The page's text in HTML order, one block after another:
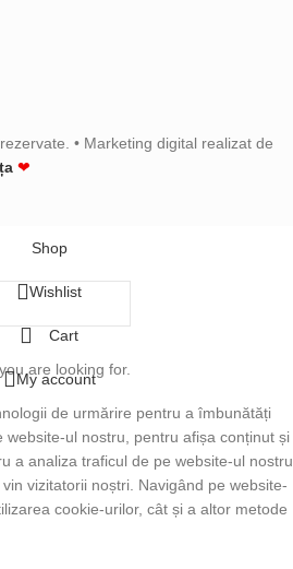
rezervate. • Marketing digital realizat de
❤
are looking for.
Shop
Wishlist
Cart
My account
de urmărire pentru a îmbunătăți
ul nostru, pentru afișa conținut și
a analiza traficul de pe website-ul nostru
vizitatorii noștri. Navigând pe website-
cookie-urilor, cât și a altor metode